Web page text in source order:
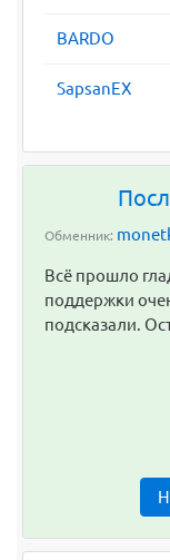
BARDO
SapsanEX
Обменник:
Всё прошло
поддержки
подсказали.